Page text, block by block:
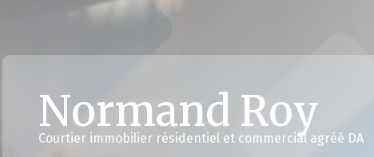
Normand Roy
Courtier immobilier résidentiel et commercial agréé DA